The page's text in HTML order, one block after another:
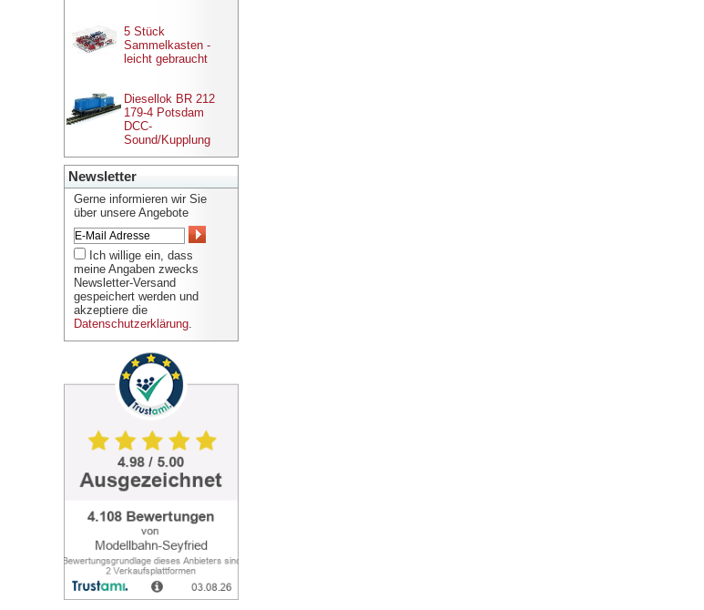
5 Stück
Sammelkasten -
leicht gebraucht
Diesellok BR 212
179-4 Potsdam
DCC-
Sound/Kupplung
Newsletter
Gerne informieren wir Sie
über unsere Angebote
Ich willige ein, dass
meine Angaben zwecks
Newsletter-Versand
gespeichert werden und
akzeptiere die
Datenschutzerklärung.